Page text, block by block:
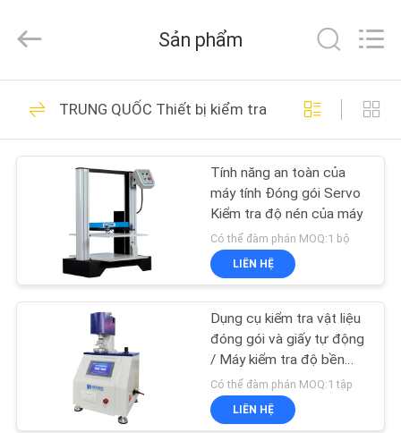
TRANG
CHỦ
PHẨM
VIDEO
TRÌNH
Equipment
Rights
Máy thí nghiệm
80
Môi trường kiểm tra
buồng
142
Sản phẩm
TRUNG QUỐC Thiết bị kiểm tra bao bì giấy
Tính năng an toàn của
máy tính Đóng gói Servo
Kiểm tra độ nén của máy
Có thể đàm phán MOQ:1 bộ
LIÊN HỆ
Dụng cụ kiểm tra vật liệu
đóng gói và giấy tự động
/ Máy kiểm tra độ bền
màng
Có thể đàm phán MOQ:1 tập
LIÊN HỆ